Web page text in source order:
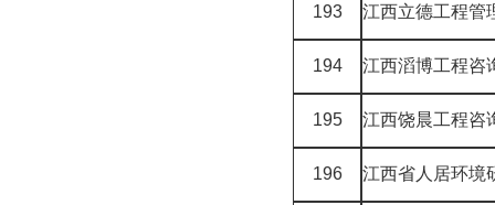
193 江西立德工程管
194 江西滔博工程咨
195 江西饶晨工程咨
196 江西省人居环境